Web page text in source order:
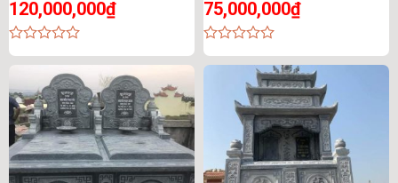
120,000,000₫
0
5
75,000,000₫
0
out